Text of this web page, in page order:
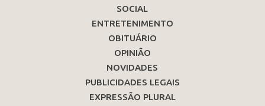
SOCIAL
ENTRETENIMENTO
OBITUÁRIO
OPINIÃO
NOVIDADES
PUBLICIDADES LEGAIS
EXPRESSÃO PLURAL